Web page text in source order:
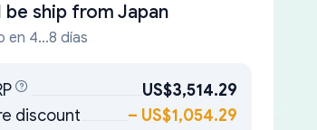
be ship from Japan
en 4...8 días
US$3,514.29
discount
– US$1,054.29